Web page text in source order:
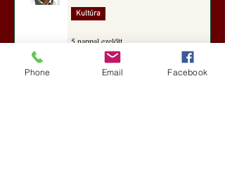
Kultúra
5 nappal ezelőtt
Phone Email Facebook